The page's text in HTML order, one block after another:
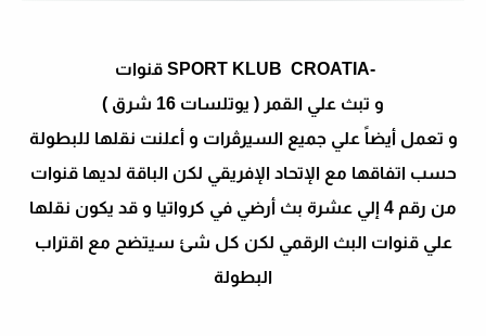
-SPORT KLUB CROATIA قنوات
و تبث علي القمر ( يوتلسات 16 شرق )
و تعمل أيضاً علي جميع السيرڤرات و أعلنت نقلها للبطولة
حسب اتفاقها مع الإتحاد الإفريقي لكن الباقة لديها قنوات
من رقم 4 إلي عشرة بث أرضي في كرواتيا و قد يكون نقلها
علي قنوات البث الرقمي لكن كل شئ سيتضح مع اقتراب
البطولة